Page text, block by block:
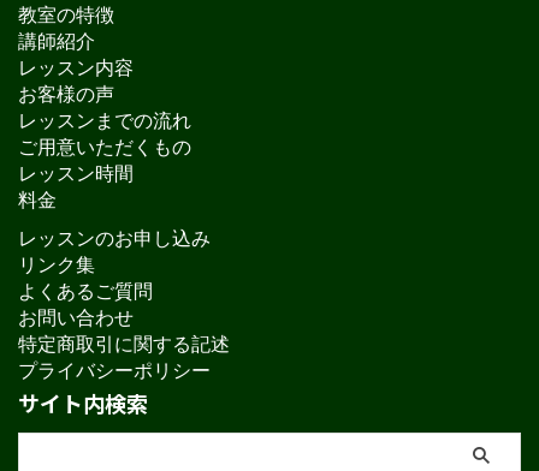
教室の特徴
講師紹介
レッスン内容
お客様の声
レッスンまでの流れ
ご用意いただくもの
レッスン時間
料金
レッスンのお申し込み
リンク集
よくあるご質問
お問い合わせ
特定商取引に関する記述
プライバシーポリシー
サイト内検索